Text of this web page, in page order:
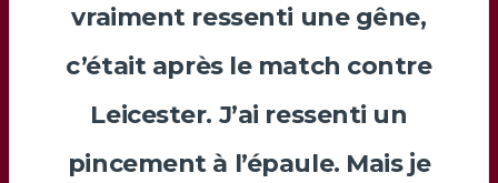
vraiment ressenti une gêne,
c’était après le match contre
Leicester. J’ai ressenti un
pincement à l’épaule. Mais je